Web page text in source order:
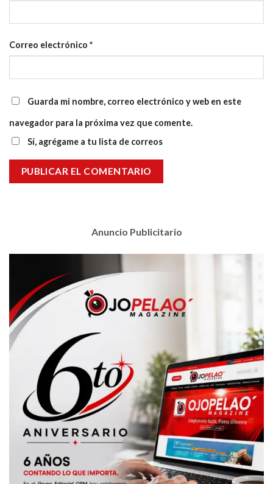
Correo electrónico *
Guarda mi nombre, correo electrónico y web en este
navegador para la próxima vez que comente.
Sí, agrégame a tu lista de correos
Anuncio Publicitario